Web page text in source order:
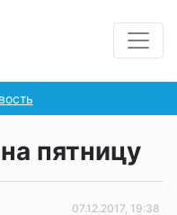
пятницу
07.12.2017, 19:38